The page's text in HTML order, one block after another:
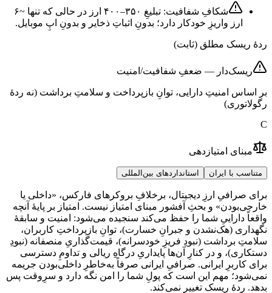
شکافِ شفافیت: تبلیغِ ۳۵۰–۴۰۰ ارز در حالی که تنها ~۶
ارز واریزِ خودکار دارد؛ بدونِ اثباتِ ذخایر و بدونِ اپِ موبایل.
ردهٔ ریسک مطلق (ثابت)
ریسک‌دار — ضعفِ شفافیت/امنیت
بر اساس امنیتِ دارایی، توانِ بازپرداخت و سلامتِ برداشت (نه ردهٔ
رگولاتوری)
C
مبنای امتیازدهی
متناسب با ایران استانداردهای بین‌المللی
برای صرافیِ ارزِ دیجیتال، برخلافِ بروکرهای فارکس، «داخلی یا
خارجی‌بودن» و بحثِ آفشور مبنای امتیاز نیست. امتیاز بر پایهٔ آنچه
واقعاً داراییِ شما را حفظ می‌کند سنجیده می‌شود: امنیت و سابقهٔ
نگهداری (هک‌نشدن و جبرانِ خسارت)، توانِ بازپرداختِ کاربران،
سلامتِ برداشت (نبودِ فریزِ خودسرانه)، قیمت‌گذاریِ منصفانه (نبودِ
دستکاری)، و در کنارِ آن‌ها پایداریِ درگاهِ ریالی و تداومِ دسترسی
برای کاربرِ ایرانی. صرافیِ ایرانی صرفاً به‌خاطرِ داخلی‌بودن جریمه
نمی‌شود؛ مهم این است که پولِ شما را امن نگه دارد و سرِوقت پس
بدهد. ردهٔ ریسک تغییر نمی‌کند.